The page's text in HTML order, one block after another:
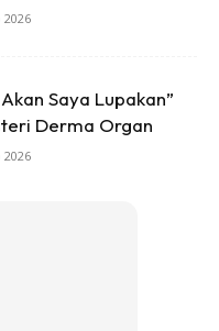
2026
Saya Lupakan”
Derma Organ
2026